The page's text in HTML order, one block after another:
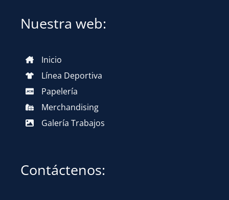
Nuestra web:
Inicio
Línea Deportiva
Papelería
Merchandising
Galería Trabajos
Contáctenos: